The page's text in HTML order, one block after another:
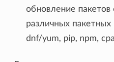
обновление пакетов
различных
dnf/yum, pip, npm,